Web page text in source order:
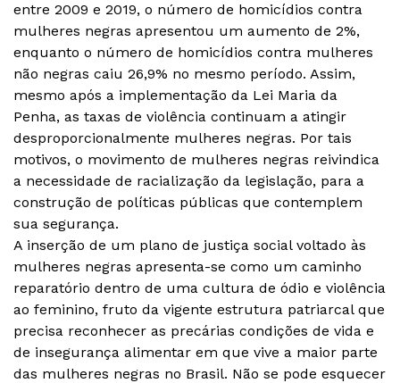
entre 2009 e 2019, o número de homicídios contra
mulheres negras apresentou um aumento de 2%,
enquanto o número de homicídios contra mulheres
não negras caiu 26,9% no mesmo período. Assim,
mesmo após a implementação da Lei Maria da
Penha, as taxas de violência continuam a atingir
desproporcionalmente mulheres negras. Por tais
motivos, o movimento de mulheres negras reivindica
a necessidade de racialização da legislação, para a
construção de políticas públicas que contemplem
sua segurança.
A inserção de um plano de justiça social voltado às
mulheres negras apresenta-se como um caminho
reparatório dentro de uma cultura de ódio e violência
ao feminino, fruto da vigente estrutura patriarcal que
precisa reconhecer as precárias condições de vida e
de insegurança alimentar em que vive a maior parte
das mulheres negras no Brasil. Não se pode esquecer